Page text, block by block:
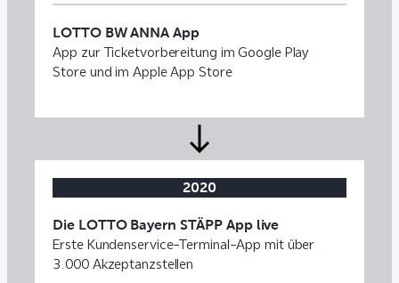
LOTTO BW ANNA App
App zur Ticketvorbereitung im Google Play
Store und im Apple App Store
2020
Die LOTTO Bayern STÄPP App live
Erste Kundenservice-Terminal-App mit über
3.000 Akzeptanzstellen